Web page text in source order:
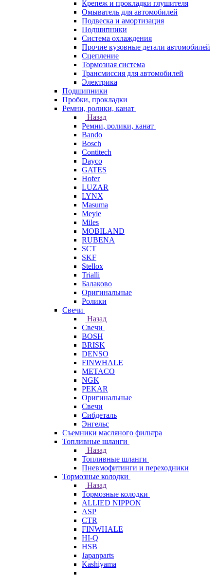
Крепеж и прокладки глушителя
Омыватель для автомобилей
Подвеска и амортизация
Подшипники
Система охлаждения
Прочие кузовные детали автомобилей
Сцепление
Тормозная система
Трансмиссия для автомобилей
Электрика
Подшипники
Пробки, прокладки
Ремни, ролики, канат
Назад
Ремни, ролики, канат
Bando
Bosch
Contitech
Dayco
GATES
Hofer
LUZAR
LYNX
Masuma
Meyle
Miles
MOBILAND
RUBENA
SCT
SKF
Stellox
Trialli
Балаково
Оригинальные
Ролики
Свечи
Назад
Свечи
BOSH
BRISK
DENSO
FINWHALE
METACO
NGK
PEKAR
Оригинальные
Свечи
Сибдеталь
Энгельс
Съемники масляного фильтра
Топливные шланги
Назад
Топливные шланги
Пневмофитинги и переходники
Тормозные колодки
Назад
Тормозные колодки
ALLIED NIPPON
ASP
CTR
FINWHALE
HI-Q
HSB
Japanparts
Kashiyama